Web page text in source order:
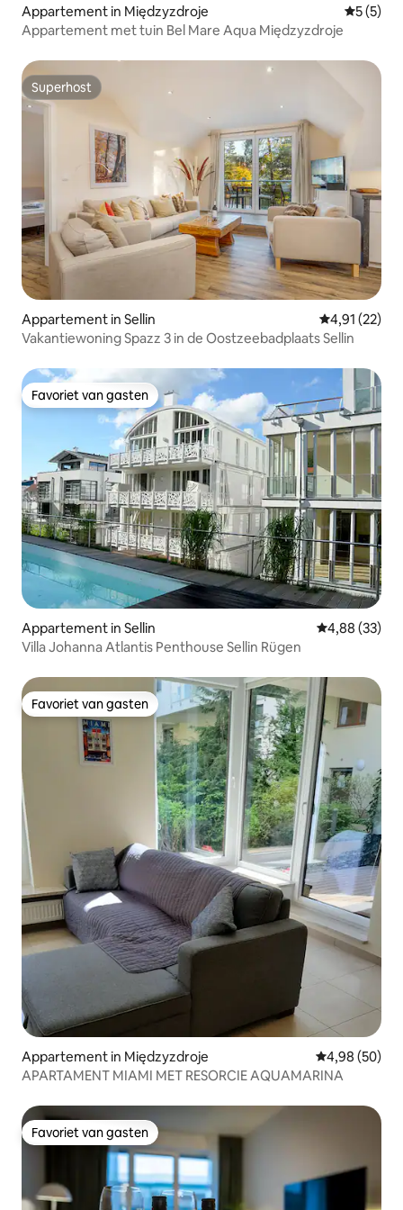
Appartement in Międzyzdroje
5 (5)
Appartement met tuin Bel Mare Aqua Międzyzdroje
Superhost
Superhost
Appartement in Sellin Gemiddelde
4,91 (22)
Vakantiewoning Spazz 3 in de Oostzeebadplaats Sellin
Favoriet van gasten
Favoriet van gasten
Appartement in Sellin Gemiddelde
4,88 (33)
Villa Johanna Atlantis Penthouse Sellin Rügen
Favoriet van gasten
Favoriet van gasten
Appartement in Międzyzdroje Gemiddelde
4,98 (50)
APARTAMENT MIAMI MET RESORCIE AQUAMARINA
Favoriet van gasten
Favoriet van gasten